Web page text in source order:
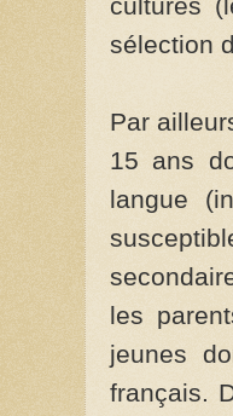
cultures
sélection
Par
15 ans
langue
les
jeunes
français.